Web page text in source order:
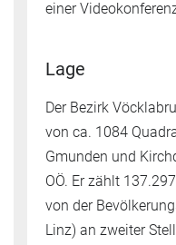
einer
Lage
Der Bezirk
von ca. 1084
Gmunden und
OÖ. Er zählt
von der
Linz) an zweiter